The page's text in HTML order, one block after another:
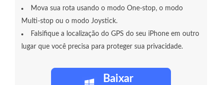
Mova sua rota usando o modo One-stop, o modo
Multi-stop ou o modo Joystick.
Falsifique a localização do GPS do seu iPhone em outro
lugar que você precisa para proteger sua privacidade.
Baixar